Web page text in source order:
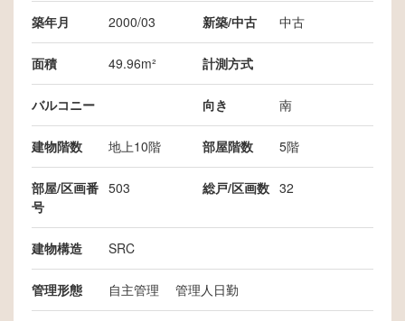
築年月 2000/03 新築/中古 中古
面積 49.96m² 計測方式
バルコニー 向き 南
建物階数 地上10階 部屋階数 5階
部屋/区画番
号
503 総戸/区画数 32
建物構造 SRC
管理形態 自主管理 管理人日勤